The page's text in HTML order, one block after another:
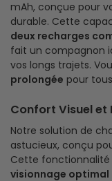
mAh, conçue pour
durable. Cette
deux recharges
fait un compagnon
vos longs trajets.
prolongée pour
Confort Visuel et
Notre solution de
astucieux, conçu
Cette fonctionnalité
visionnage optimal